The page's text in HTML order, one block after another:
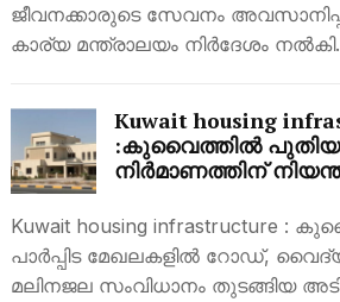
ജീവനക്കാരുടെ സേവനം
കാര്യ മന്ത്രാലയം നിർദേശം
Kuwait housing
:കുവൈത്തിൽ പുതിയ
നിർമാണത്തിന്
പൂർത്തിയാക്കണം
Kuwait housing infrastructure :
പാർപ്പിട മേഖലകളിൽ റോഡ്,
മലിനജല സംവിധാനം തുടങ്ങിയ